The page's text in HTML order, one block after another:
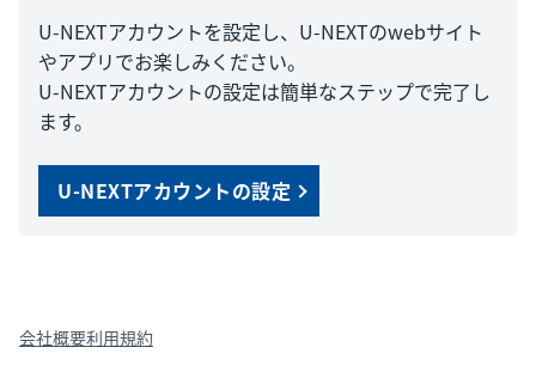
U-NEXTアカウントを設定し、U-NEXTのwebサイト
やアプリでお楽しみください。
U-NEXTアカウントの設定は簡単なステップで完了し
ます。
U-NEXTアカウントの設定
会社概要利用規約